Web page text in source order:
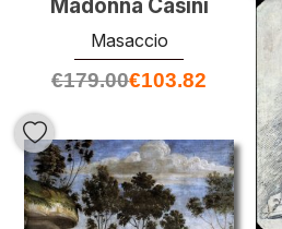
Madonna Casini
Masaccio
€179.00€103.82